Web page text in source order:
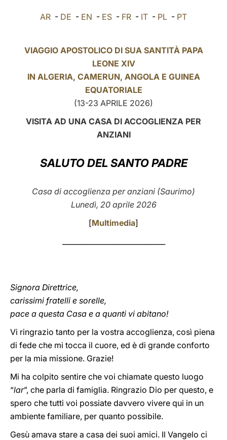
العربيّة
LATINE
AR - DE - EN - ES - FR - IT - PL - PT
VIAGGIO APOSTOLICO DI SUA SANTITÀ PAPA
LEONE XIV
IN ALGERIA, CAMERUN, ANGOLA E GUINEA
EQUATORIALE
(13-23 APRILE 2026)
VISITA AD UNA CASA DI ACCOGLIENZA PER
ANZIANI
SALUTO DEL SANTO PADRE
Casa di accoglienza per anziani (Saurimo)
Lunedì, 20 aprile 2026
[Multimedia]
Signora Direttrice,
carissimi fratelli e sorelle,
pace a questa Casa e a quanti vi abitano!
Vi ringrazio tanto per la vostra accoglienza, così piena
di fede che mi tocca il cuore, ed è di grande conforto
per la mia missione. Grazie!
Mi ha colpito sentire che voi chiamate questo luogo
“lar”, che parla di famiglia. Ringrazio Dio per questo, e
spero che tutti voi possiate davvero vivere qui in un
ambiente familiare, per quanto possibile.
Gesù amava stare a casa dei suoi amici. Il Vangelo ci